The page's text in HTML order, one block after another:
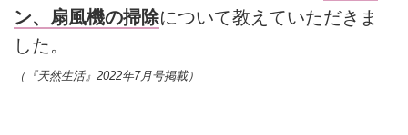
ン、扇風機の掃除について教えていただきま
した。
（『天然生活』2022年7月号掲載）